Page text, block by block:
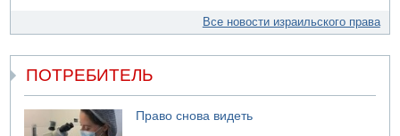
Все новости израильского права
ПОТРЕБИТЕЛЬ
Право снова видеть